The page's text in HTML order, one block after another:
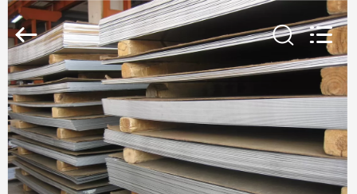
PARA
CASA
PRODUTOS
2026
WUXI
HONGJINMILAI
STEEL
CO.,LTD.
Rights
Reserved.